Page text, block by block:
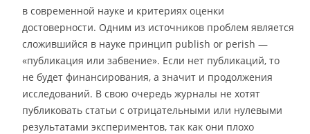
в современной науке и критериях оценки
достоверности. Одним из источников проблем является
сложившийся в науке принцип publish or perish —
«публикация или забвение». Если нет публикаций, то
не будет финансирования, а значит и продолжения
исследований. В свою очередь журналы не хотят
публиковать статьи с отрицательными или нулевыми
результатами экспериментов, так как они плохо